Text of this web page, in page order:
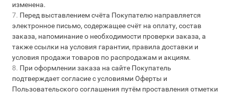
изменена.
Перед выставлением счёта Покупателю направляется
электронное письмо, содержащее счёт на оплату, состав
заказа, напоминание о необходимости проверки заказа, а
также ссылки на условия гарантии, правила доставки и
условия продажи товаров по распродажам и акциям.
При оформлении заказа на сайте Покупатель
подтверждает согласие с условиями Оферты и
Пользовательского соглашения путём проставления отметки